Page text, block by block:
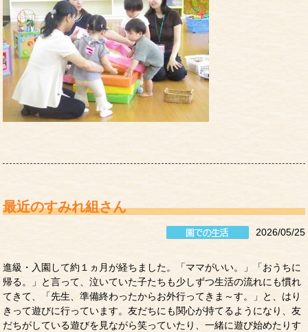
最近のすみれ組さん
2026/05/25
進級・入園して約１ヵ月が経ちました。「ママがいい。」「おうちに
帰る。」と言って、泣いていた子たちも少しずつ生活の流れにも慣れ
てきて、「先生、準備終わったからお外行ってきま～す。」と、はり
きって遊びに行っています。友だちにも関心が持てるようになり、友
だちがしている遊びを見ながら笑っていたり、一緒に遊び始めたりす